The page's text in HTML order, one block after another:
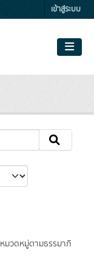
เข้าสู่ระบบ
หมวดหมู่ตามธรรมาภิ